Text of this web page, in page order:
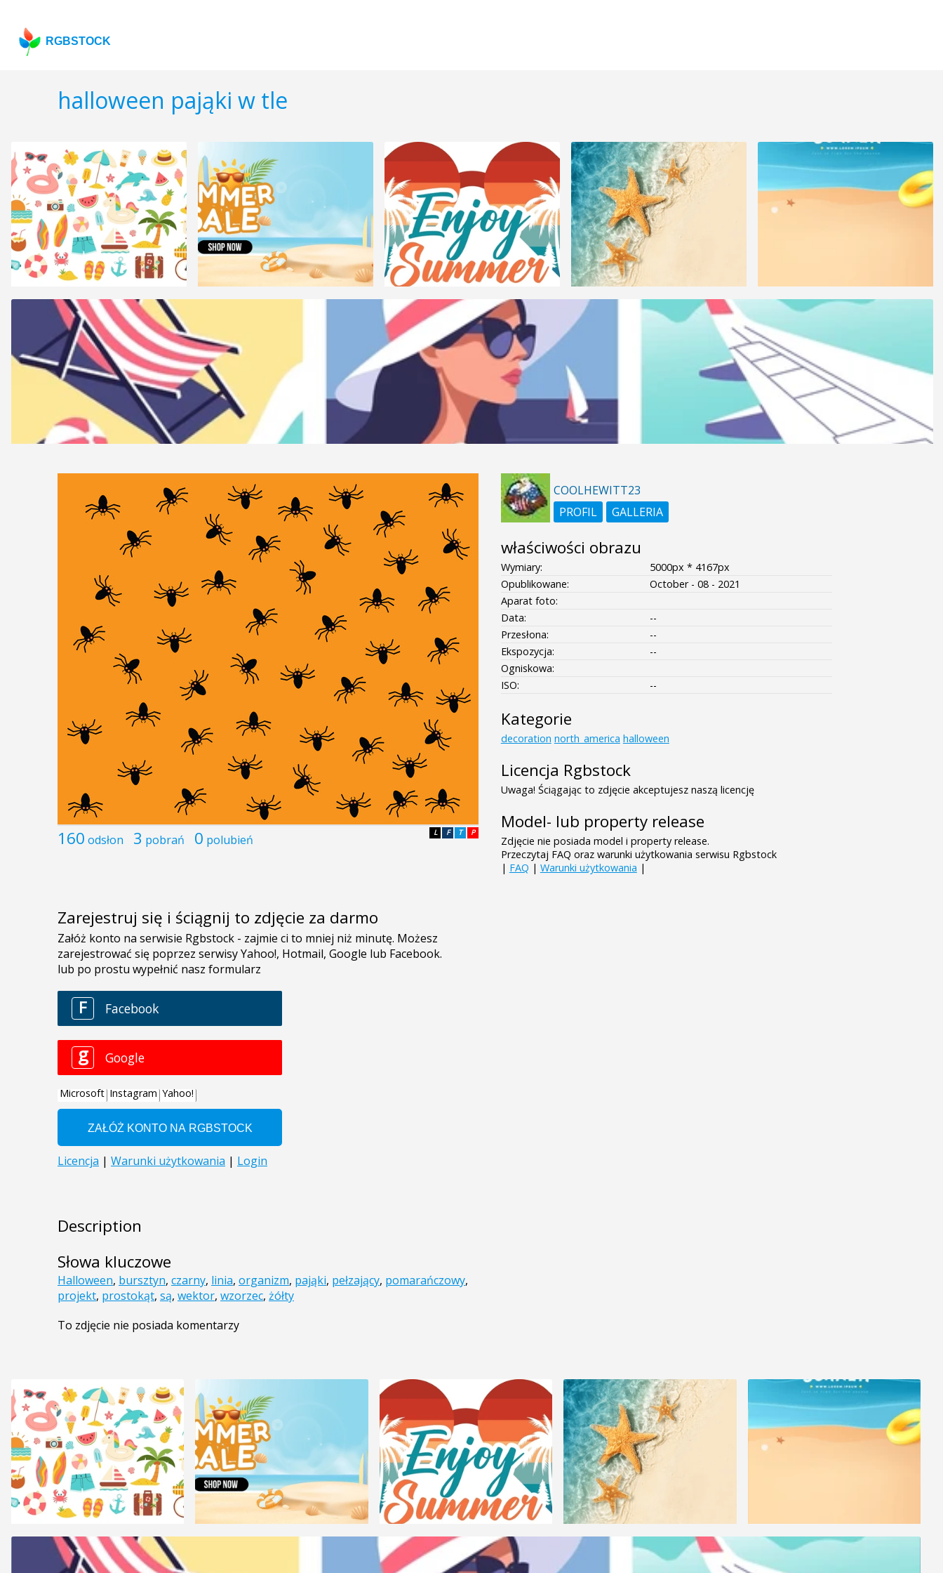
RGBSTOCK
halloween pająki w tle
160 odsłon 3 pobrań 0 polubień P
T
F
L
Zarejestruj się i ściągnij to zdjęcie za darmo
Description
Słowa kluczowe
Halloween, bursztyn, czarny, linia, organizm, pająki, pełzający, pomarańczowy,
projekt, prostokąt, są, wektor, wzorzec, żółty
To zdjęcie nie posiada komentarzy
COOLHEWITT23
PROFIL
GALLERIA
właściwości obrazu
Wymiary:
5000px * 4167px
Opublikowane:
October - 08 - 2021
Aparat foto:
Data:
--
Przesłona:
--
Ekspozycja:
--
Ogniskowa:
ISO:
--
Kategorie
decoration north_america halloween
Licencja Rgbstock
Uwaga! Ściągając to zdjęcie akceptujesz naszą licencję
Model- lub property release
Zdjęcie nie posiada model i property release.
Przeczytaj FAQ oraz warunki użytkowania serwisu Rgbstock
| FAQ | Warunki użytkowania |